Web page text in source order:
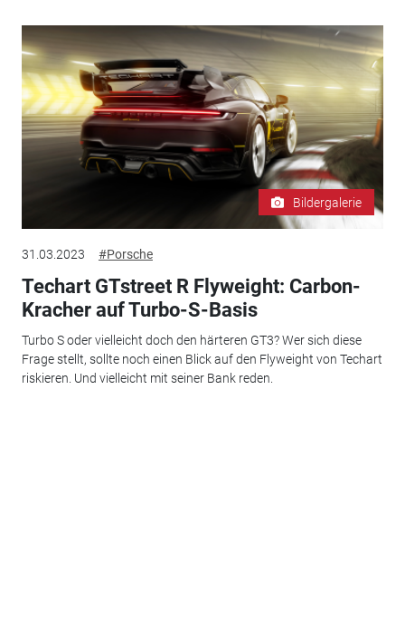
Bildergalerie
31.03.2023 #Porsche
Techart GTstreet R Flyweight: Carbon-
Kracher auf Turbo-S-Basis
Turbo S oder vielleicht doch den härteren GT3? Wer sich diese
Frage stellt, sollte noch einen Blick auf den Flyweight von Techart
riskieren. Und vielleicht mit seiner Bank reden.